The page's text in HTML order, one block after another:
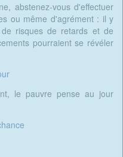
abstenez-vous d'effectuer
ou même d'agrément : il y
risques de retards et de
pourraient se révéler
le pauvre pense au jour